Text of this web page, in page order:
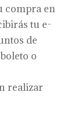
compra en
tu e-
de
o
realizar